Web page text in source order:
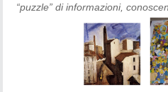
“puzzle” di informazioni,